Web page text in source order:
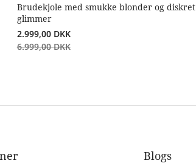
Brudekjole med smukke blonder og diskret
glimmer
2.999,00 DKK
6.999,00 DKK
Blogs